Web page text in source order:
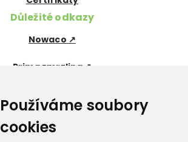
Používáme soubory
cookies
Důležité odkazy
Nowaco ↗
Prima zmrzlina ↗
La Panna ↗